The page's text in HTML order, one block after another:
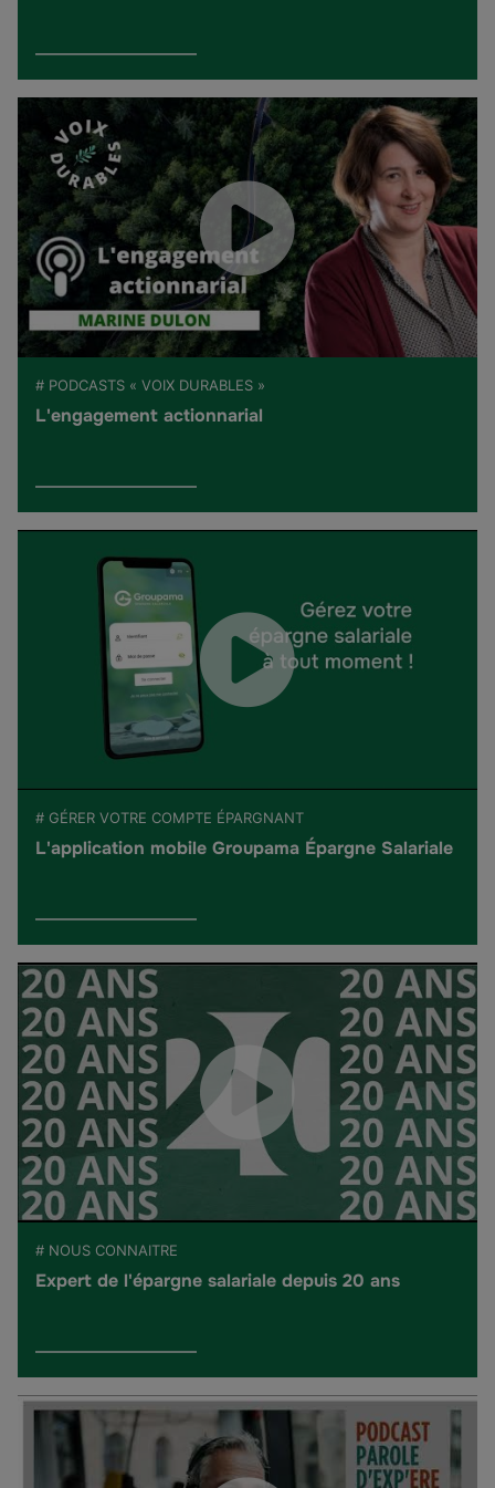
# PODCASTS « VOIX DURABLES »
L'engagement actionnarial
# GÉRER VOTRE COMPTE ÉPARGNANT
L'application mobile Groupama Épargne Salariale
# NOUS CONNAITRE
Expert de l'épargne salariale depuis 20 ans